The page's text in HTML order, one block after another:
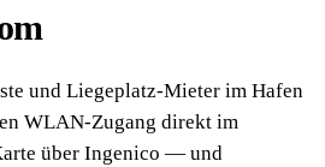
und Liegeplatz-Mieter im Hafen
WLAN-Zugang direkt im
über Ingenico — und